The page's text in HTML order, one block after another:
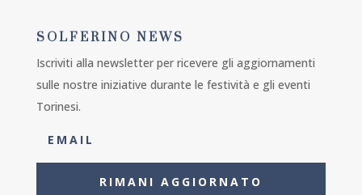
SOLFERINO NEWS
Iscriviti alla newsletter per ricevere gli aggiornamenti
sulle nostre iniziative durante le festività e gli eventi
Torinesi.
RIMANI AGGIORNATO